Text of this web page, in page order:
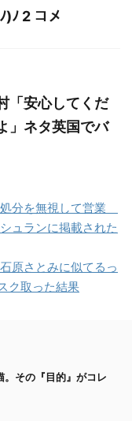
)ﾉ 2 コメ
「安心してくだ
」ネタ英国でバ
処分を無視して営業
ュランに掲載された
原さとみに似てるっ
ク取った結果
。その『目的』がコレ